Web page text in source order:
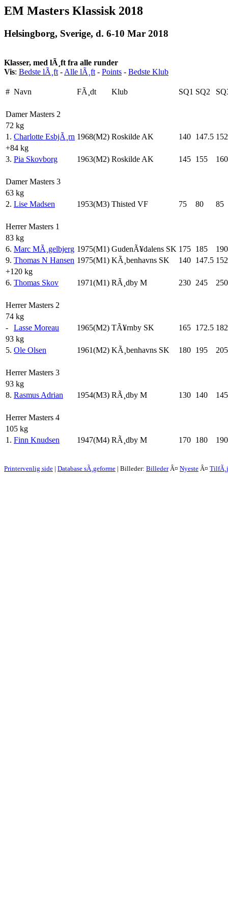
EM Masters Klassisk 2018
Helsingborg, Sverige, d. 6-10 Mar 2018
Klasser, med lÃ¸ft fra alle runder
Vis: Bedste lÃ¸ft - Alle lÃ¸ft - Points - Bedste Klub
# Navn FÃ¸dt Klub SQ1 SQ2
Damer Masters 2
72 kg
1. Charlotte EsbjÃ¸rn 1968(M2) Roskilde AK 140 147.5
+84 kg
3. Pia Skovborg 1963(M2) Roskilde AK 145 155 160
Damer Masters 3
63 kg
2. Lise Madsen 1953(M3) Thisted VF 75 80 85
Herrer Masters 1
83 kg
6. Marc MÃ¸gelbjerg 1975(M1) GudenÃ¥dalens SK 175 185
190
9. Thomas N Hansen 1975(M1) KÃ¸benhavns SK 140 147.5
+120 kg
6. Thomas Skov 1971(M1) RÃ¸dby M 230 245 250
Herrer Masters 2
74 kg
-
Lasse Moreau 1965(M2) TÃ¥rnby SK 165 172.5
93 kg
5. Ole Olsen 1961(M2) KÃ¸benhavns SK 180 195 205
Herrer Masters 3
93 kg
8. Rasmus Adrian 1954(M3) RÃ¸dby M 130 140 145
Herrer Masters 4
105 kg
1. Finn Knudsen 1947(M4) RÃ¸dby M 170 180 190
Printervenlig side | Database sÃ¸geforme | Billeder: BillederÂ¤ Nyeste Â¤ TilfÃ¸j